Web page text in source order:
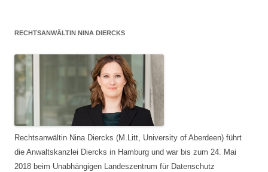
RECHTSANWÄLTIN NINA DIERCKS
Rechtsanwältin Nina Diercks (M.Litt, University of Aberdeen) führt
die Anwaltskanzlei Diercks in Hamburg und war bis zum 24. Mai
2018 beim Unabhängigen Landeszentrum für Datenschutz